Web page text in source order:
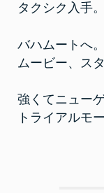
タクシク入手
バハムートへ。
ムービー、ス
強くてニュー
トライアルモ